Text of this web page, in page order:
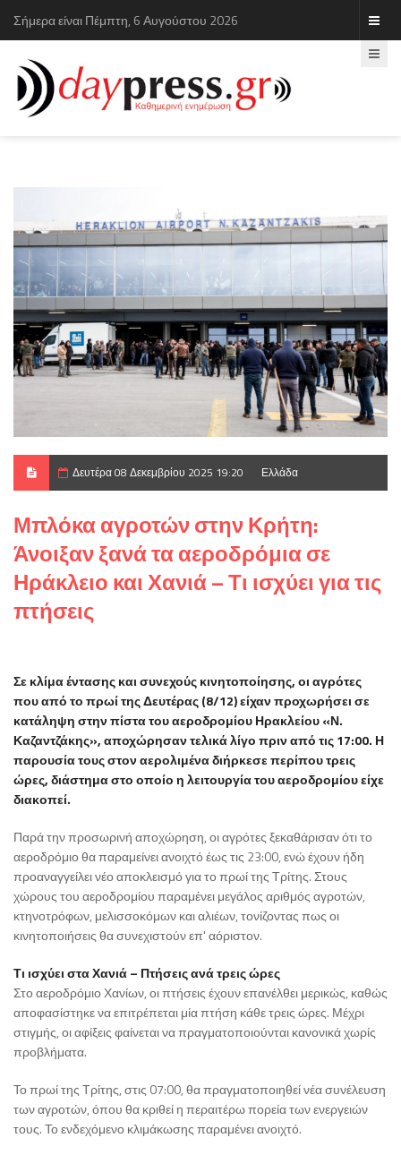
Σήμερα είναι Πέμπτη, 6 Αυγούστου 2026
Δευτέρα 08 Δεκεμβρίου 2025 19:20 Ελλάδα
Μπλόκα αγροτών στην Κρήτη:
Άνοιξαν ξανά τα αεροδρόμια σε
Ηράκλειο και Χανιά – Τι ισχύει για τις
πτήσεις
Σε κλίμα έντασης και συνεχούς κινητοποίησης, οι αγρότες
που από το πρωί της Δευτέρας (8/12) είχαν προχωρήσει σε
κατάληψη στην πίστα του αεροδρομίου Ηρακλείου «Ν.
Καζαντζάκης», αποχώρησαν τελικά λίγο πριν από τις 17:00. Η
παρουσία τους στον αερολιμένα διήρκεσε περίπου τρεις
ώρες, διάστημα στο οποίο η λειτουργία του αεροδρομίου είχε
διακοπεί.
Παρά την προσωρινή αποχώρηση, οι αγρότες ξεκαθάρισαν ότι το
αεροδρόμιο θα παραμείνει ανοιχτό έως τις 23:00, ενώ έχουν ήδη
προαναγγείλει νέο αποκλεισμό για το πρωί της Τρίτης. Στους
χώρους του αεροδρομίου παραμένει μεγάλος αριθμός αγροτών,
κτηνοτρόφων, μελισσοκόμων και αλιέων, τονίζοντας πως οι
κινητοποιήσεις θα συνεχιστούν επ' αόριστον.
Τι ισχύει στα Χανιά – Πτήσεις ανά τρεις ώρες
Στο αεροδρόμιο Χανίων, οι πτήσεις έχουν επανέλθει μερικώς, καθώς
αποφασίστηκε να επιτρέπεται μία πτήση κάθε τρεις ώρες. Μέχρι
στιγμής, οι αφίξεις φαίνεται να πραγματοποιούνται κανονικά χωρίς
προβλήματα.
Το πρωί της Τρίτης, στις 07:00, θα πραγματοποιηθεί νέα συνέλευση
των αγροτών, όπου θα κριθεί η περαιτέρω πορεία των ενεργειών
τους. Το ενδεχόμενο κλιμάκωσης παραμένει ανοιχτό.